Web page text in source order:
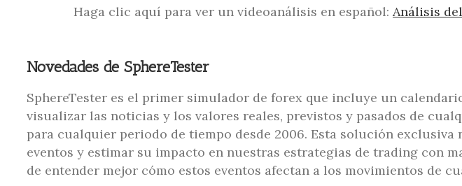
Haga clic aquí para ver un videoanálisis en español: Análisis
Novedades de SphereTester
SphereTester es el primer simulador de forex que incluye un
visualizar las noticias y los valores reales, previstos y pasados de
para cualquier periodo de tiempo desde 2006. Esta solución
eventos y estimar su impacto en nuestras estrategias de trading con
de entender mejor cómo estos eventos afectan a los movimientos de